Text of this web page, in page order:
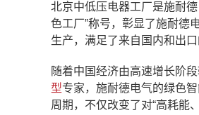
北京中低压电器工厂是施耐
色工厂”称号，彰显了施耐德
生产，满足了来自国内和出口
随着中国经济由高速增长阶
型专家，施耐德电气的绿色
周期，不仅改变了对“高耗能